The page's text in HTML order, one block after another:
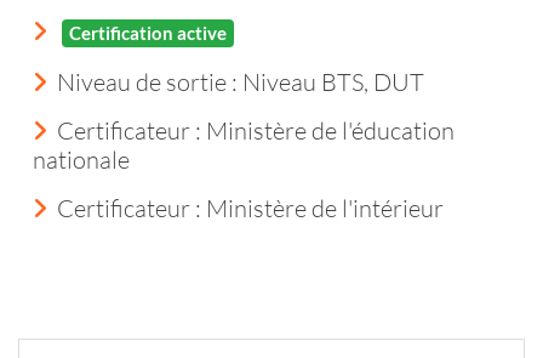
Certification active
Niveau de sortie : Niveau BTS, DUT
Certificateur : Ministère de l'éducation
nationale
Certificateur : Ministère de l'intérieur